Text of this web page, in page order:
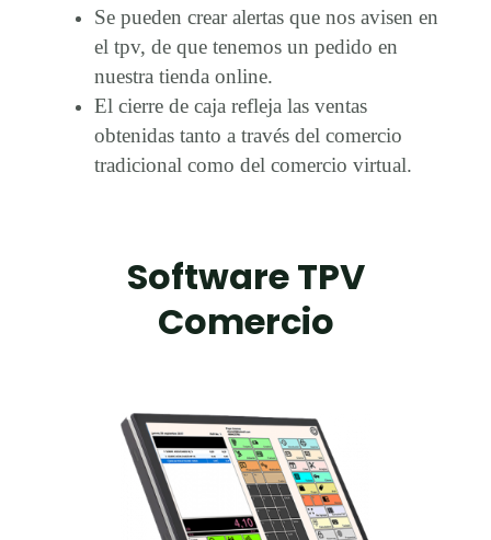
Se pueden crear alertas que nos avisen en
el tpv, de que tenemos un pedido en
nuestra tienda online.
El cierre de caja refleja las ventas
obtenidas tanto a través del comercio
tradicional como del comercio virtual.
Software TPV
Comercio